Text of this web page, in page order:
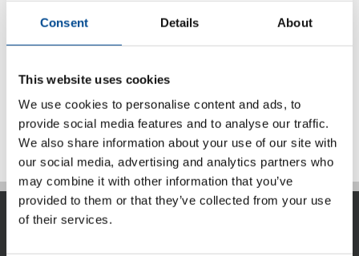
Consent Details About
This website uses cookies
We use cookies to personalise content and ads, to
provide social media features and to analyse our traffic.
We also share information about your use of our site with
our social media, advertising and analytics partners who
may combine it with other information that you’ve
provided to them or that they’ve collected from your use
of their services.
Coloreel
Detaljer